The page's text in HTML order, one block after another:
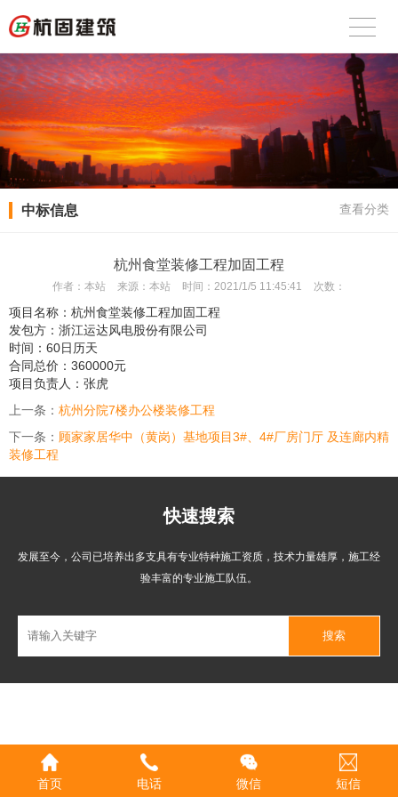
中标信息 查看分类
杭州食堂装修工程加固工程
作者： 本站 来源： 本站 时间： 2021/1/5 11:45:41 次数：
项目名称： 杭州食堂装修工程加固工程
发包方： 浙江运达风电股份有限公司
时间： 60日历天
合同总价： 360000元
项目负责人：张虎
上一条： 杭州分院7楼办公楼装修工程
下一条： 顾家家居华中（黄岗）基地项目3#、4#厂房门厅 及连廊内精
装修工程
首页 电话 微信 短信
快速搜索
发展至今，公司已培养出多支具有专业特种施工资质，技术力量雄厚，施工经
验丰富的专业施工队伍。